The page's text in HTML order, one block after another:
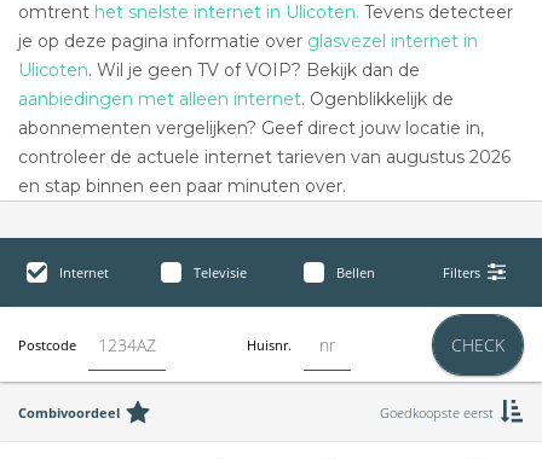
omtrent het snelste internet in Ulicoten. Tevens detecteer
je op deze pagina informatie over glasvezel internet in
Ulicoten. Wil je geen TV of VOIP? Bekijk dan de
aanbiedingen met alleen internet. Ogenblikkelijk de
abonnementen vergelijken? Geef direct jouw locatie in,
controleer de actuele internet tarieven van augustus 2026
en stap binnen een paar minuten over.
Internet Televisie Bellen Filters
Postcode Huisnr. CHECK
Combivoordeel Goedkoopste eerst